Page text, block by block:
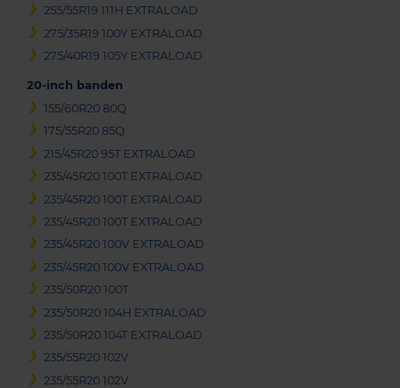
255/55R19 111H EXTRALOAD
275/35R19 100Y EXTRALOAD
275/40R19 105Y EXTRALOAD
20-inch banden
155/60R20 80Q
175/55R20 85Q
215/45R20 95T EXTRALOAD
235/45R20 100T EXTRALOAD
235/45R20 100T EXTRALOAD
235/45R20 100T EXTRALOAD
235/45R20 100V EXTRALOAD
235/45R20 100V EXTRALOAD
235/50R20 100T
235/50R20 104H EXTRALOAD
235/50R20 104T EXTRALOAD
235/55R20 102V
235/55R20 102V